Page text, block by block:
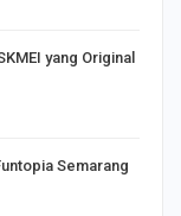
yang Original
Semarang